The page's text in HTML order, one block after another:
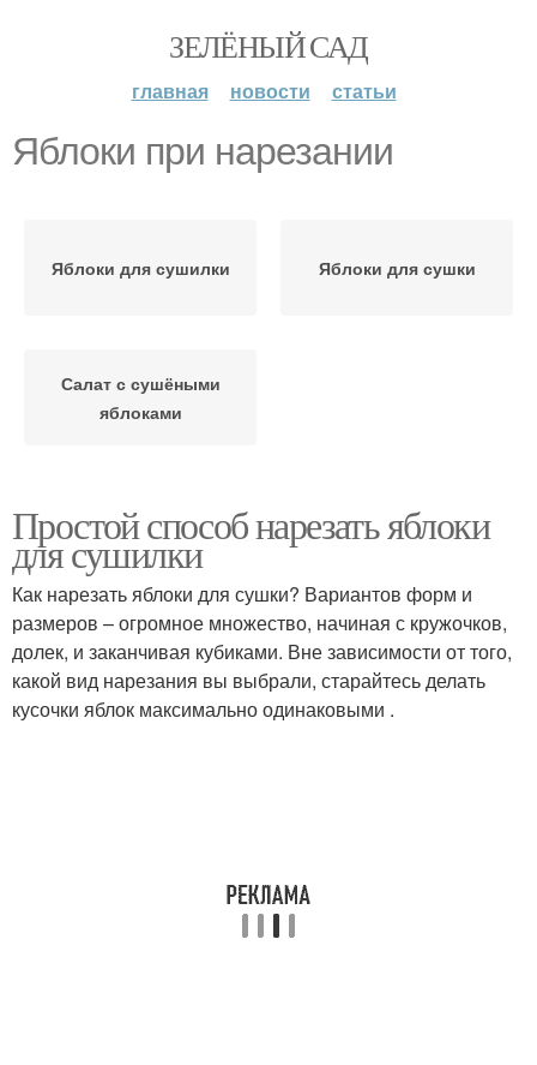
ЗЕЛЁНЫЙ САД
главная новости статьи
Яблоки при нарезании
Яблоки для сушилки Яблоки для сушки
Салат с сушёными
яблоками
Простой способ нарезать яблоки
для сушилки
Как нарезать яблоки для сушки? Вариантов форм и
размеров – огромное множество, начиная с кружочков,
долек, и заканчивая кубиками. Вне зависимости от того,
какой вид нарезания вы выбрали, старайтесь делать
кусочки яблок максимально одинаковыми .